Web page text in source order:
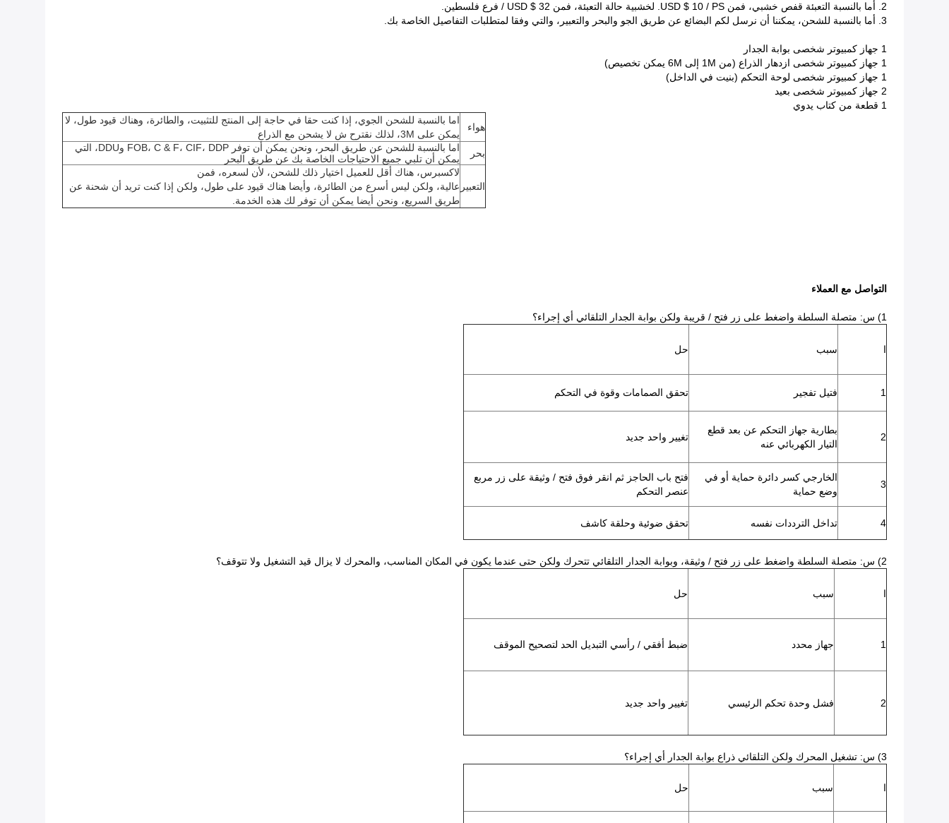
2. أما بالنسبة التعبئة قفص خشبي، فمن USD $ 10 / PS.
لخشبية حالة التعبئة، فمن USD $ 32 / فرع فلسطين.
3. أما بالنسبة للشحن، يمكننا أن نرسل لكم البضائع عن طريق الجو والبحر والتعبير، والتي وفقا لمتطلبات التفاصيل الخاصة بك.
1 جهاز كمبيوتر شخصى بوابة الجدار
1 جهاز كمبيوتر شخصى ازدهار الذراع (من 1M إلى 6M يمكن تخصيص)
1 جهاز كمبيوتر شخصى لوحة التحكم (بنيت في الداخل)
2 جهاز كمبيوتر شخصى بعيد
1 قطعة من كتاب يدوي
هواء
اما بالنسبة للشحن الجوي، إذا كنت حقا في حاجة إلى المنتج للتثبيت، والطائرة، وهناك قيود طول، لا
يمكن على 3M، لذلك نقترح ش لا يشحن مع الذراع
بحر
اما بالنسبة للشحن عن طريق البحر، ونحن يمكن أن توفر FOB، C & F، CIF، DDP وDDU، التي
يمكن أن تلبي جميع الاحتياجات الخاصة بك عن طريق البحر
التعبير
لاكسبرس، هناك أقل للعميل اختيار ذلك للشحن، لأن لسعره، فمن
عالية، ولكن ليس أسرع من الطائرة، وأيضا هناك قيود على طول، ولكن إذا كنت تريد أن شحنة عن
طريق السريع، ونحن أيضا يمكن أن توفر لك هذه الخدمة.
التواصل مع العملاء
1) س: متصلة السلطة واضغط على زر فتح / قريبة ولكن بوابة الجدار التلقائي أي إجراء؟
ا سبب حل
1 فتيل تفجير تحقق الصمامات وقوة في التحكم
2
بطارية جهاز التحكم عن بعد قطع
التيار الكهربائي عنه
تغيير واحد جديد
3
الخارجي كسر دائرة حماية أو في
وضع حماية
فتح باب الحاجز ثم انقر فوق فتح / وثيقة على زر مربع
عنصر التحكم
4 تداخل الترددات نفسه تحقق ضوئية وحلقة كاشف
2) س: متصلة السلطة واضغط على زر فتح / وثيقة، وبوابة الجدار التلقائي تتحرك ولكن حتى عندما يكون في المكان المناسب، والمحرك لا يزال قيد التشغيل ولا تتوقف؟
ا سبب حل
1 جهاز محدد ضبط أفقي / رأسي التبديل الحد لتصحيح الموقف
2 فشل وحدة تحكم الرئيسي تغيير واحد جديد
3) س: تشغيل المحرك ولكن التلقائي ذراع بوابة الجدار أي إجراء؟
ا سبب حل